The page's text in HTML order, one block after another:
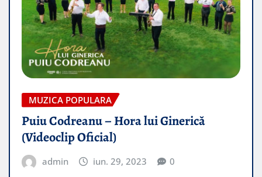
MUZICA POPULARA
Puiu Codreanu – Hora lui Ginerică
(Videoclip Oficial)
admin iun. 29, 2023 0